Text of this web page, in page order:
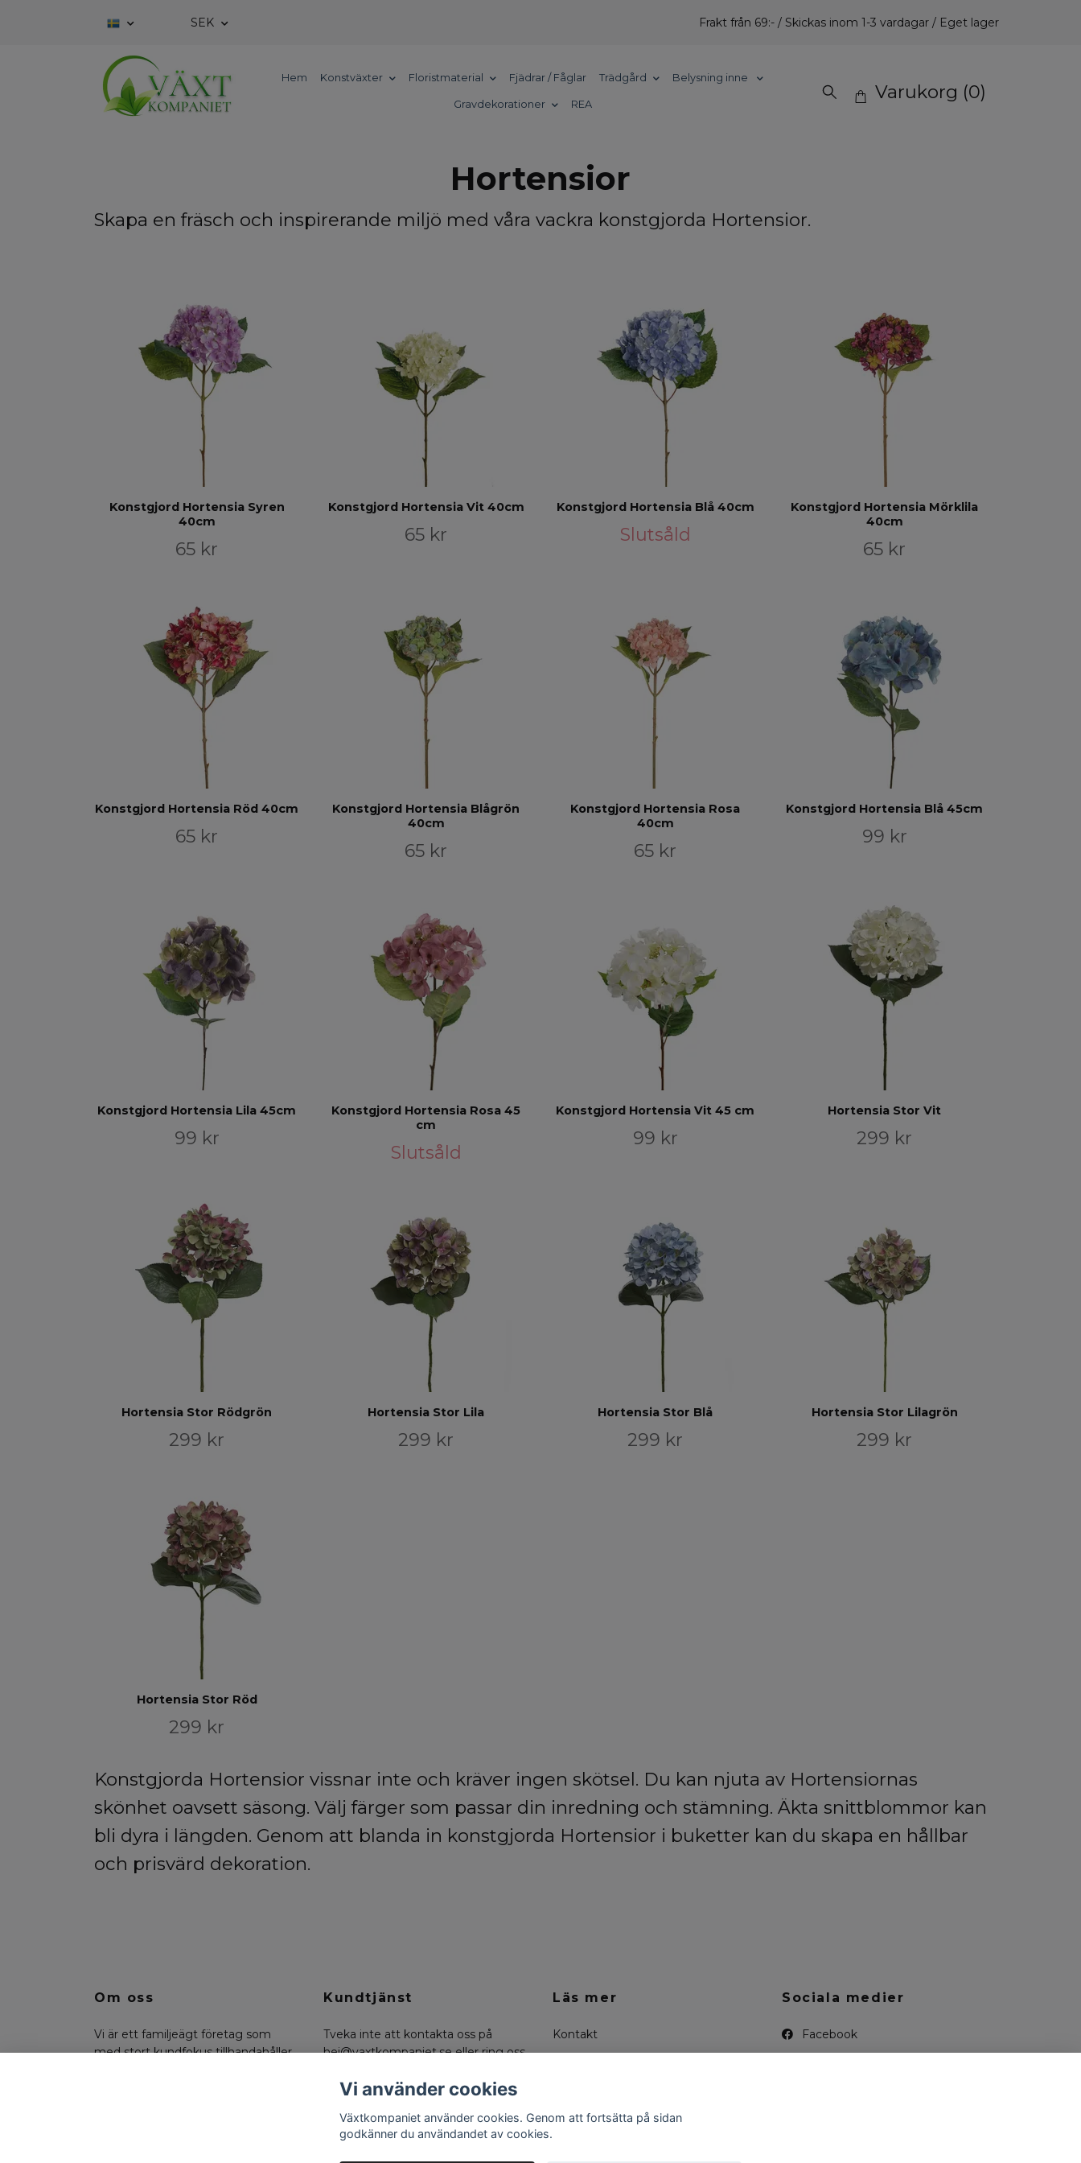
SEK Frakt från 69:- / Skickas inom 1-3 vardagar / Eget lager
Hem Konstväxter Floristmaterial Fjädrar / Fåglar Trädgård Belysning inne
Gravdekorationer REA
Varukorg (0)
Hortensior
Skapa en fräsch och inspirerande miljö med våra vackra konstgjorda Hortensior.
Konstgjord Hortensia Syren
40cm
65 kr
Konstgjord Hortensia Vit 40cm
65 kr
Konstgjord Hortensia Blå 40cm
Slutsåld
Konstgjord Hortensia Mörklila
40cm
65 kr
Konstgjord Hortensia Röd 40cm
65 kr
Konstgjord Hortensia Blågrön
40cm
65 kr
Konstgjord Hortensia Rosa
40cm
65 kr
Konstgjord Hortensia Blå 45cm
99 kr
Konstgjord Hortensia Lila 45cm
99 kr
Konstgjord Hortensia Rosa 45
cm
Slutsåld
Konstgjord Hortensia Vit 45 cm
99 kr
Hortensia Stor Vit
299 kr
Hortensia Stor Rödgrön
299 kr
Hortensia Stor Lila
299 kr
Hortensia Stor Blå
299 kr
Hortensia Stor Lilagrön
299 kr
Hortensia Stor Röd
299 kr
Konstgjorda Hortensior vissnar inte och kräver ingen skötsel. Du kan njuta av Hortensiornas
skönhet oavsett säsong. Välj färger som passar din inredning och stämning. Äkta snittblommor kan
bli dyra i längden. Genom att blanda in konstgjorda Hortensior i buketter kan du skapa en hållbar
och prisvärd dekoration.
Om oss
Vi är ett familjeägt företag som
med stort kundfokus tillhandahåller
Kundtjänst
Tveka inte att kontakta oss på
hej@vaxtkompaniet.seeller ring oss
Läs mer
Kontakt
Sociala medier
Facebook
Vi använder cookies
Växtkompaniet använder cookies. Genom att fortsätta på sidan
godkänner du användandet av cookies.